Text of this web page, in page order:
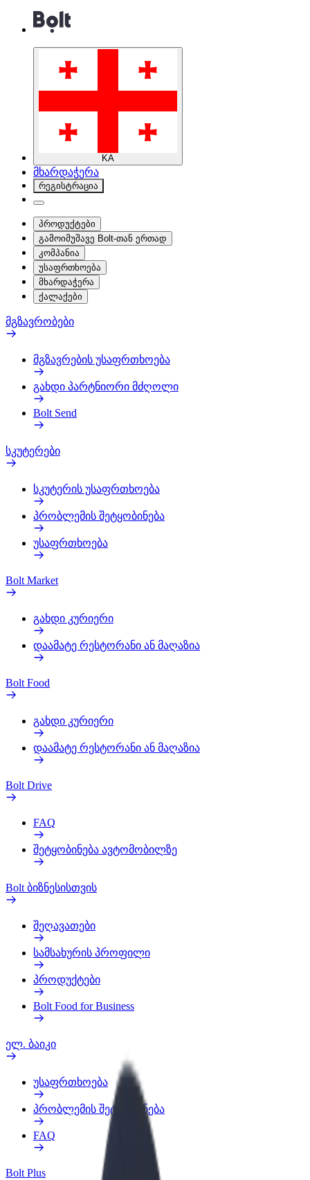
KA
მხარდაჭერა
რეგისტრაცია
პროდუქტები
გამოიმუშავე Bolt-თან ერთად
კომპანია
უსაფრთხოება
მხარდაჭერა
ქალაქები
მგზავრობები
მგზავრების უსაფრთხოება
გახდი პარტნიორი მძღოლი
Bolt Send
სკუტერები
სკუტერის უსაფრთხოება
პრობლემის შეტყობინება
უსაფრთხოება
Bolt Market
გახდი კურიერი
დაამატე რესტორანი ან მაღაზია
Bolt Food
გახდი კურიერი
დაამატე რესტორანი ან მაღაზია
Bolt Drive
FAQ
შეტყობინება ავტომობილზე
Bolt ბიზნესისთვის
შეღავათები
სამსახურის პროფილი
პროდუქტები
Bolt Food for Business
ელ. ბაიკი
უსაფრთხოება
პრობლემის შეტყობინება
FAQ
Bolt Plus